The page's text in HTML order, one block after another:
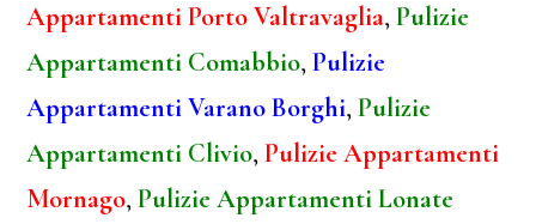
Appartamenti Porto Valtravaglia,Pulizie
Appartamenti Comabbio,Pulizie
Appartamenti Varano Borghi,Pulizie
Appartamenti Clivio,Pulizie Appartamenti
Mornago,Pulizie Appartamenti Lonate